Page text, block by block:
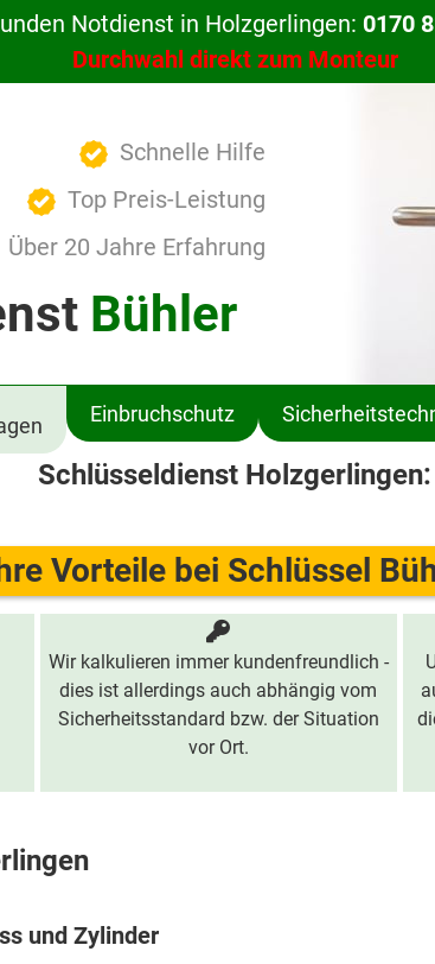
Notdienst in Holzgerlingen: 0170
Durchwahl direkt zum Monteur
Schnelle Hilfe
Top Preis-Leistung
Über 20 Jahre Erfahrung
Bühler
Einbruchschutz
Schlüsseldienst Holzgerlingen:
Vorteile bei Schlüssel
Wir kalkulieren immer kundenfreundlich -
dies ist allerdings auch abhängig vom
Sicherheitsstandard bzw. der Situation
vor Ort.
und Zylinder